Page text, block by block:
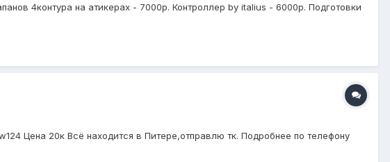
4контура на атикерах - 7000р. Контроллер by italius - 6000р. Подготовки
Цена 20к Всё находится в Питере,отправлю тк. Подробнее по телефону